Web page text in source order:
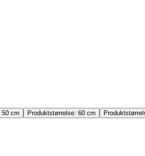
50 cm Produktstørrelse: 60 cm